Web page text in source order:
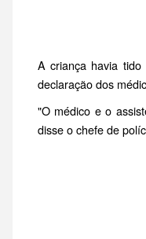
A criança havia
declaração dos
"O médico e o
disse o chefe de